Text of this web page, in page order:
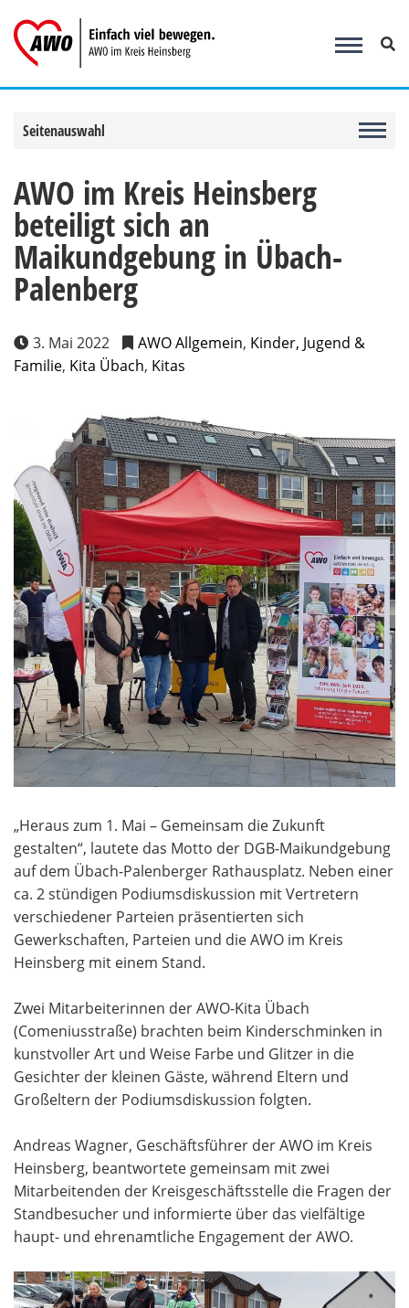
Inhalt
springen
Seitenauswahl
AWO im Kreis Heinsberg
beteiligt sich an
Maikundgebung in Übach-
Palenberg
3. Mai 2022 AWO Allgemein, Kinder, Jugend &
Familie, Kita Übach, Kitas
„Heraus zum 1. Mai – Gemeinsam die Zukunft
gestalten“, lautete das Motto der DGB-Maikundgebung
auf dem Übach-Palenberger Rathausplatz. Neben einer
ca. 2 stündigen Podiumsdiskussion mit Vertretern
verschiedener Parteien präsentierten sich
Gewerkschaften, Parteien und die AWO im Kreis
Heinsberg mit einem Stand.
Zwei Mitarbeiterinnen der AWO-Kita Übach
(Comeniusstraße) brachten beim Kinderschminken in
kunstvoller Art und Weise Farbe und Glitzer in die
Gesichter der kleinen Gäste, während Eltern und
Großeltern der Podiumsdiskussion folgten.
Andreas Wagner, Geschäftsführer der AWO im Kreis
Heinsberg, beantwortete gemeinsam mit zwei
Mitarbeitenden der Kreisgeschäftsstelle die Fragen der
Standbesucher und informierte über das vielfältige
haupt- und ehrenamtliche Engagement der AWO.